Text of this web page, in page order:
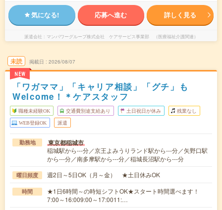
気になる! 応募へ進む 詳しく見る
派遣会社 マンパワーグループ株式会社 ケアサービス事業部 （医療福祉介護関連）
未読
NEW
掲載日 2026/08/07
「ワガママ」「キャリア相談」「グチ」も
Welcome！＊ケアスタッフ
職種未経験OK 交通費別途支給あり 土日祝日が休み 残業なし
WEB登録OK 派遣
勤務地 東京都稲城市
稲城駅から---分／京王よみうりランド駅から---分／矢野口駅
から---分／南多摩駅から---分／稲城長沼駅から---分
曜日頻度 週2日～5日OK（月～金） ★土日休みOK
時間
★1日6時間～の時短シフトOK★スタート時間選べます！
7:00～16:009:00～17:0011:…